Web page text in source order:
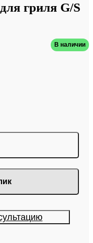
гриля G/S
В наличии